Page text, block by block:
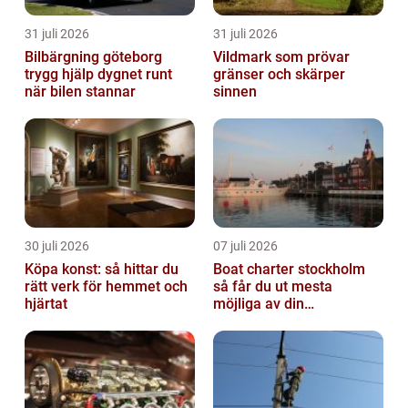
31 juli 2026
Bilbärgning göteborg
trygg hjälp dygnet runt
när bilen stannar
31 juli 2026
Vildmark som prövar
gränser och skärper
sinnen
30 juli 2026
Köpa konst: så hittar du
rätt verk för hemmet och
hjärtat
07 juli 2026
Boat charter stockholm
så får du ut mesta
möjliga av din